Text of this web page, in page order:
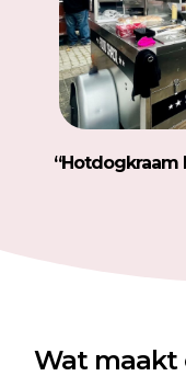
“Hotdogkraam
Wat maakt